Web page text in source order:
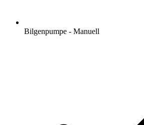
Bilgenpumpe - Manuell